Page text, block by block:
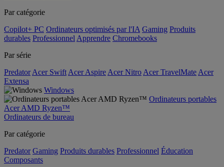
Par catégorie
Copilot+ PC Ordinateurs optimisés par l'IA Gaming Produits
durables Professionnel Apprendre Chromebooks
Par série
Predator Acer Swift Acer Aspire Acer Nitro Acer TravelMate Acer
Extensa
Windows
Ordinateurs portables
Acer AMD Ryzen™
Ordinateurs de bureau
Par catégorie
Predator Gaming Produits durables Professionnel Éducation
Composants